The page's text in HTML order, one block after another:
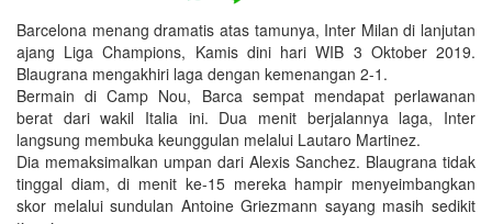
Barcelona menang dramatis atas tamunya, Inter Milan di lanjutan
ajang Liga Champions, Kamis dini hari WIB 3 Oktober 2019.
Blaugrana mengakhiri laga dengan kemenangan 2-1.
Bermain di Camp Nou, Barca sempat mendapat perlawanan
berat dari wakil Italia ini. Dua menit berjalannya laga, Inter
langsung membuka keunggulan melalui Lautaro Martinez.
Dia memaksimalkan umpan dari Alexis Sanchez. Blaugrana tidak
tinggal diam, di menit ke-15 mereka hampir menyeimbangkan
skor melalui sundulan Antoine Griezmann sayang masih sedikit